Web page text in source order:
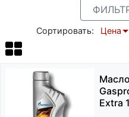
Сортировать: Цена
Extra